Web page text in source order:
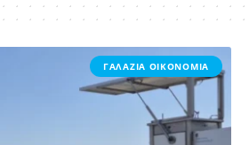
ΓΑΛΑΖΙΑ ΟΙΚΟΝΟΜΙΑ